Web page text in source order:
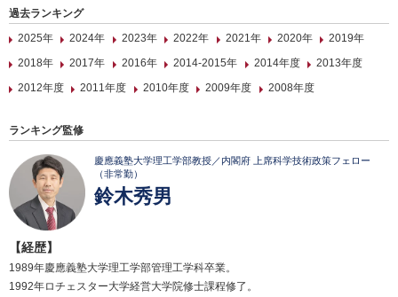
過去ランキング
2025年
2024年 2023年 2022年 2021年 2020年
2019年
2018年
2017年 2016年 2014-2015年 2014年度
2013年度
2012年度
2011年度 2010年度 2009年度 2008年度
ランキング監修
慶應義塾大学理工学部教授／内閣府 上席科学技術政策フェロー
（非常勤）
鈴木秀男
【経歴】
1989年慶應義塾大学理工学部管理工学科卒業。
1992年ロチェスター大学経営大学院修士課程修了。